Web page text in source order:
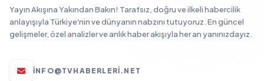
Yayın Akışına Yakından Bakın! Tarafsız, doğru ve ilkeli habercilik
anlayışıyla Türkiye'nin ve dünyanın nabzını tutuyoruz. En güncel
gelişmeler, özel analizler ve anlık haber akışıyla her an yanınızdayız.
INFO@TVHABERLERI.NET